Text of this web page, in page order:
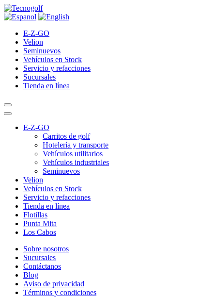
E-Z-GO
Velion
Seminuevos
Vehículos en Stock
Servicio y refacciones
Sucursales
Tienda en línea
E-Z-GO
Carritos de golf
Hotelería y transporte
Vehículos utilitarios
Vehículos industriales
Seminuevos
Velion
Vehículos en Stock
Servicio y refacciones
Tienda en línea
Flotillas
Punta Mita
Los Cabos
Sobre nosotros
Sucursales
Contáctanos
Blog
Aviso de privacidad
Términos y condiciones